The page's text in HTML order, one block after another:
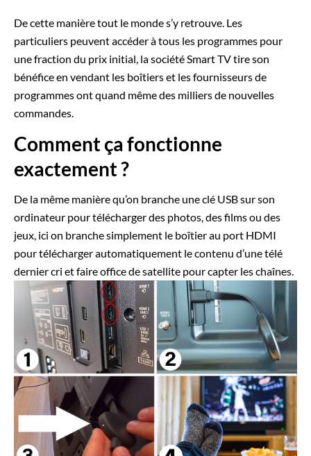
De cette manière tout le monde s’y retrouve. Les
particuliers peuvent accéder à tous les programmes pour
une fraction du prix initial, la société Smart TV tire son
bénéfice en vendant les boîtiers et les fournisseurs de
programmes ont quand même des milliers de nouvelles
commandes.
Comment ça fonctionne
exactement ?
De la même manière qu’on branche une clé USB sur son
ordinateur pour télécharger des photos, des films ou des
jeux, ici on branche simplement le boîtier au port HDMI
pour télécharger automatiquement le contenu d’une télé
dernier cri et faire office de satellite pour capter les chaînes.